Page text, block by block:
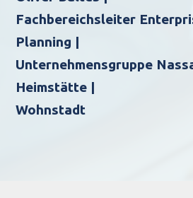
Fachbereichsleiter
Planning |
Unternehmensgruppe
Heimstätte |
Wohnstadt